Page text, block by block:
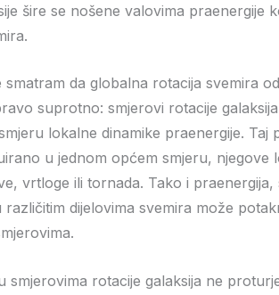
šire se nošene valovima praenergije
smatram da globalna rotacija svemira
suprotno: smjerovi rotacije
lokalne dinamike praenergije. Taj
u jednom općem smjeru, njegove
vrtloge ili tornada. Tako i
različitim dijelovima svemira može
smjerovima rotacije galaksija ne